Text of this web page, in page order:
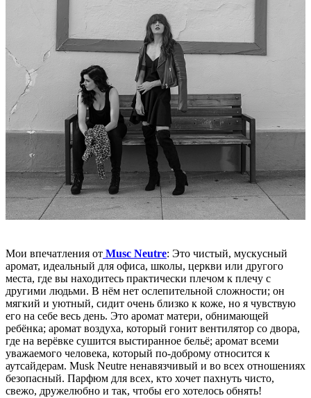
Мои впечатления от Musc Neutre: Это чистый, мускусный
аромат, идеальный для офиса, школы, церкви или другого
места, где вы находитесь практически плечом к плечу с
другими людьми. В нём нет ослепительной сложности; он
мягкий и уютный, сидит очень близко к коже, но я чувствую
его на себе весь день. Это аромат матери, обнимающей
ребёнка; аромат воздуха, который гонит вентилятор со двора,
где на верёвке сушится выстиранное бельё; аромат всеми
уважаемого человека, который по-доброму относится к
аутсайдерам. Musk Neutre ненавязчивый и во всех отношениях
безопасный. Парфюм для всех, кто хочет пахнуть чисто,
свежо, дружелюбно и так, чтобы его хотелось обнять!